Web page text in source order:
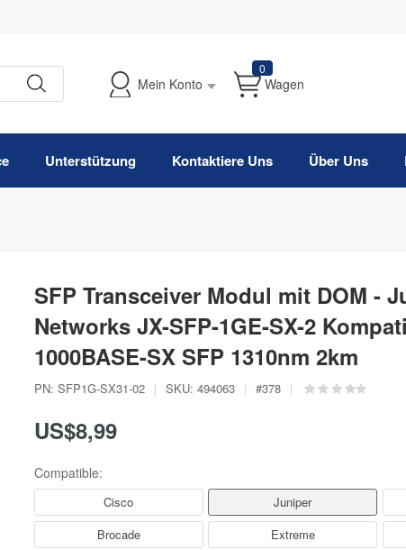
Mein Konto
0
Wagen
Unterstützung Kontaktiere Uns Über Uns
SFP Transceiver Modul mit DOM -
Networks JX-SFP-1GE-SX-2
1000BASE-SX SFP 1310nm 2km
PN: SFP1G-SX31-02 | SKU: 494063 | #378 |
US$8,99
Compatible:
Cisco Juniper
Brocade
Extreme